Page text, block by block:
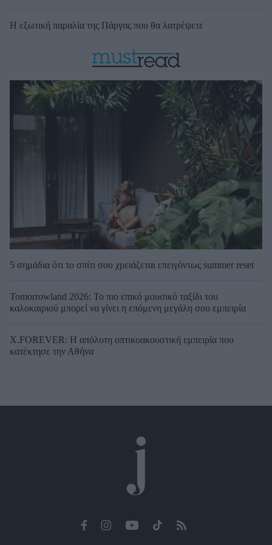
Η εξωτική παραλία της Πάργας που θα λατρέψετε
5 σημάδια ότι το σπίτι σου χρειάζεται επειγόντως summer reset
Tomorrowland 2026: Το πιο επικό μουσικό ταξίδι του
καλοκαιριού μπορεί να γίνει η επόμενη μεγάλη σου εμπειρία
X.FOREVER: Η απόλυτη οπτικοακουστική εμπειρία που
κατέκτησε την Αθήνα